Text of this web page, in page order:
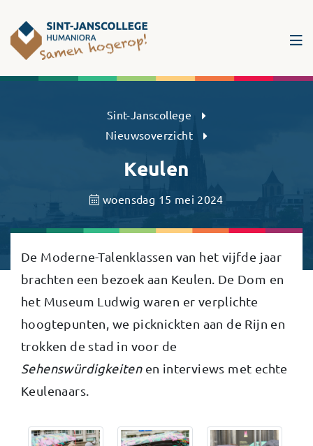
Sint-Janscollege Humaniora
Sint-Janscollege
Nieuwsoverzicht
Keulen
woensdag 15 mei 2024
De Moderne-Talenklassen van het vijfde jaar
brachten een bezoek aan Keulen. De Dom en
het Museum Ludwig waren er verplichte
hoogtepunten, we picknickten aan de Rijn en
trokken de stad in voor de
Sehenswürdigkeitenen interviews met echte
Keulenaars.